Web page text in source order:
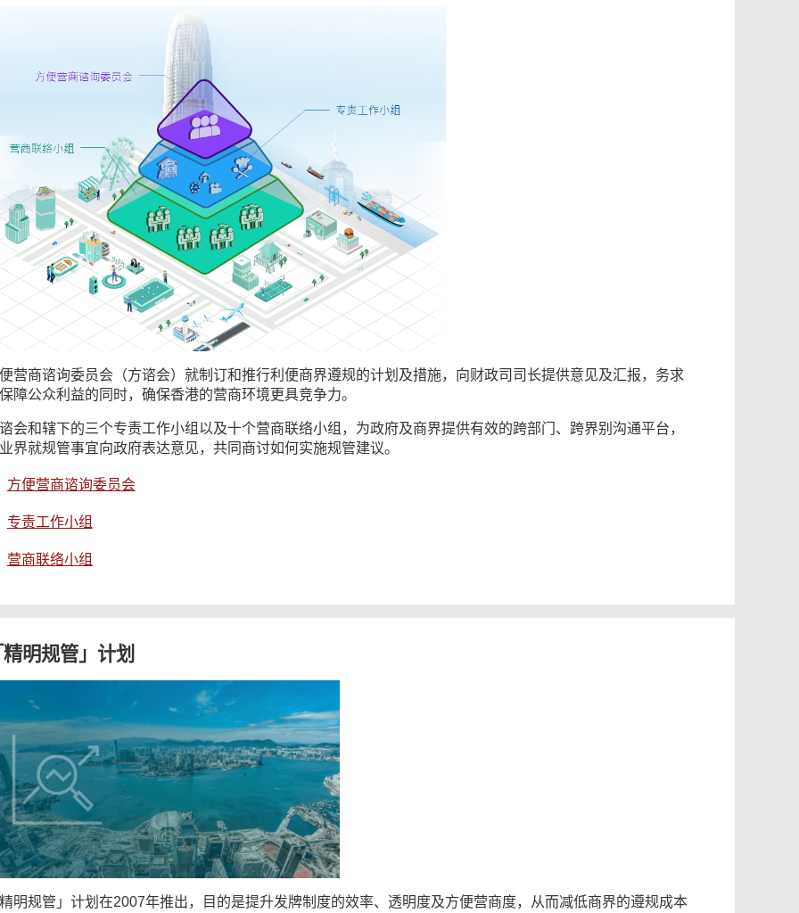
营商谘询委员会（方谘会）就制订和推行利便商界遵规的计划及措施，向财政司司长提供意见及汇报，务求
障公众利益的同时，确保香港的营商环境更具竞争力。
会和辖下的三个专责工作小组以及十个营商联络小组，为政府及商界提供有效的跨部门、跨界别沟通平台，
界就规管事宜向政府表达意见，共同商讨如何实施规管建议。
方便营商谘询委员会
专责工作小组
营商联络小组
明规管」计划
明规管」计划在2007年推出，目的是提升发牌制度的效率、透明度及方便营商度，从而减低商界的遵规成本